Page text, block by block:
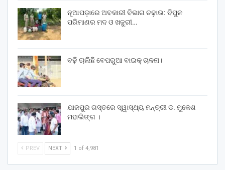
ନୂଆପଡ଼ାରେ ଅବକାରୀ ବିଭାଗ ଚଢ଼ାଉ: ବିପୁଳ
ପରିମାଣର ମଦ ଓ ଖଜୁରୀ…
ବଢ଼ି ଚାଲିଛି ବେପରୁଆ ବାଇକ୍ ଚାଳନା।
ଯାଜପୁର ଗସ୍ତରେ ସ୍ୱାସ୍ଥ୍ୟ ମନ୍ତ୍ରୀ ଡ. ମୁକେଶ
ମହାଲିଙ୍ଗ ।
PREV NEXT 1 of 4,981